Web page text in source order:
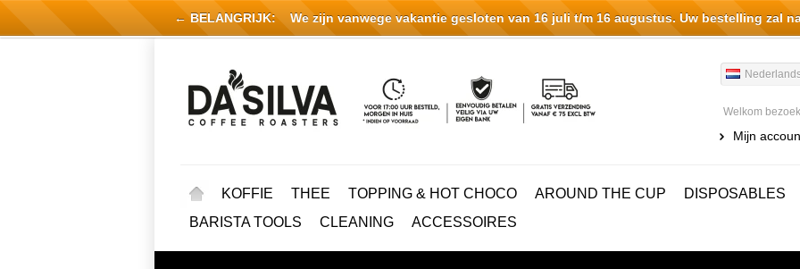
Welkom
Mijn
KOFFIE THEE TOPPING & HOT CHOCO AROUND THE CUP
DISPOSABLES
BARISTA TOOLS
CLEANING ACCESSOIRES
← BELANGRIJK:We zijn vanwege vakantie gesloten van 16 juli t/m 16 augustus. Uw bestelling zal